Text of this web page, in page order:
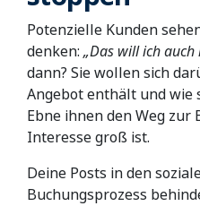
Potenzielle Kunden
denken: „Das will ich auch
dann? Sie wollen sich
Angebot enthält und wie
Ebne ihnen den Weg zur
Interesse groß ist.
Deine Posts in den
Buchungsprozess